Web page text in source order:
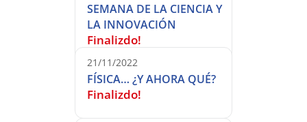
SEMANA DE LA CIENCIA Y
LA INNOVACIÓN
Finalizdo!
21/11/2022
FÍSICA… ¿Y AHORA QUÉ?
Finalizdo!